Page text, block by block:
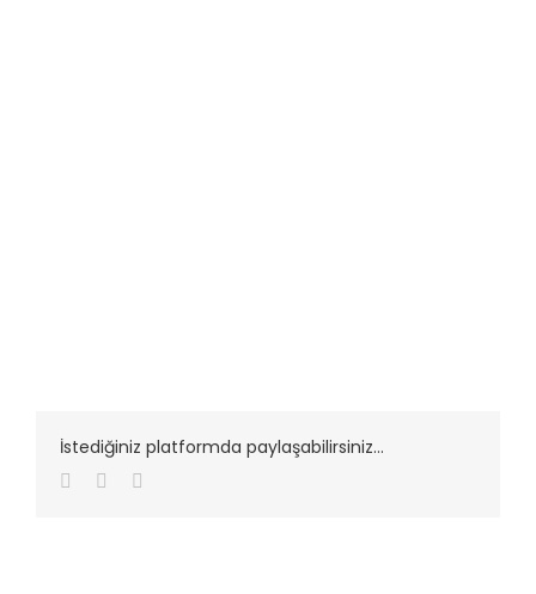
İstediğiniz platformda paylaşabilirsiniz...
Facebook
Twitter